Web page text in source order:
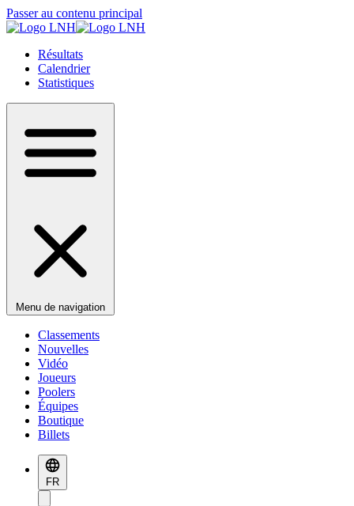
Passer au contenu principal
Résultats
Calendrier
Statistiques
Menu de navigation
Classements
Nouvelles
Vidéo
Joueurs
Poolers
Équipes
Boutique
Billets
FR